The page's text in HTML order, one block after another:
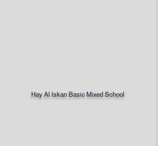
Hay Al Iskan Basic Mixed School